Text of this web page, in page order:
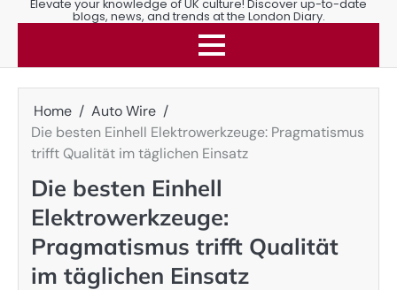
Elevate your knowledge of UK culture! Discover up-to-date
blogs, news, and trends at the London Diary.
Home
Auto Wire
Die besten Einhell Elektrowerkzeuge: Pragmatismus
trifft Qualität im täglichen Einsatz
Die besten Einhell
Elektrowerkzeuge:
Pragmatismus trifft Qualität
im täglichen Einsatz